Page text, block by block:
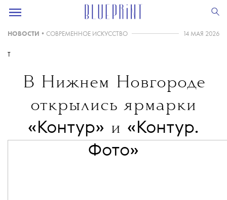
НОВОСТИ • СОВРЕМЕННОЕ ИСКУССТВО 14 МАЯ 2026
T
В Нижнем Новгороде
открылись ярмарки
«Контур» и «Контур.
Фото»